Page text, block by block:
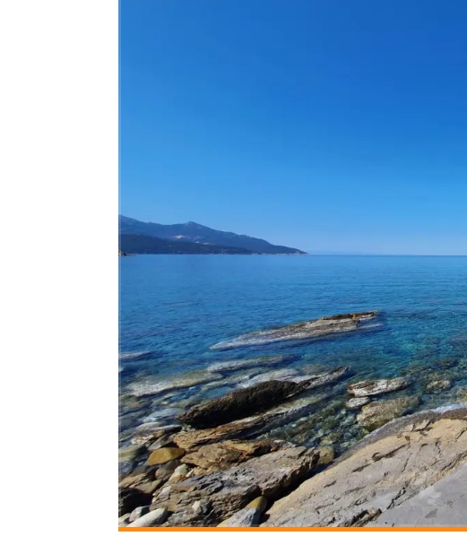
Schulungsyacht
Törnbericht Training
ARCHIVE
November 2023
September 2023
Juni 2023
Mai 2023
März 2023